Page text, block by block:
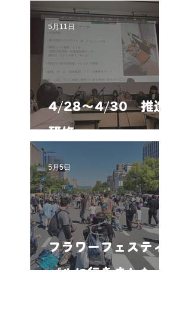
4/28～4/30 推進
研修
5月11日
フラワーフェスティ
バルに行きました
5月5日